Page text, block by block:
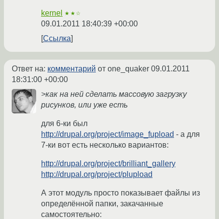
kernel ★★☆
09.01.2011 18:40:39 +00:00
Ссылка
Ответ на: комментарий от one_quaker 09.01.2011
18:31:00 +00:00
>как на ней сделать массовую загрузку
рисунков, или уже есть
для 6-ки был
http://drupal.org/project/image_fupload - а для
7-ки вот есть несколько вариантов:
http://drupal.org/project/brilliant_gallery
http://drupal.org/project/plupload
А этот модуль просто показывает файлы из
определённой папки, закачанные
самостоятельно: